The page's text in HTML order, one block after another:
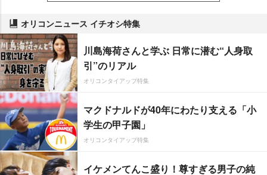
オリコンニュース イチオシ特集
川島海荷さんと学ぶ 日常に潜む“人身取
引”のリアル
オリコンタイアップ特集
マクドナルドが40年にわたり支える「小
学生の甲子園」
オリコンタイアップ特集
イケメンてんこ盛り！尊すぎる男子の純